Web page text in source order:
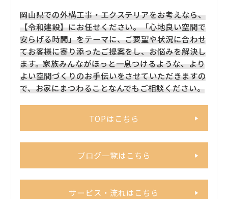
岡山県での外構工事・エクステリアをお考えなら、
【令和建設】にお任せください。「心地良い空間で
安らげる時間」をテーマに、ご要望や状況に合わせ
てお客様に寄り添ったご提案をし、お悩みを解決し
ます。家族みんながほっと一息つけるような、より
よい空間づくりのお手伝いをさせていただきますの
で、お家にまつわることなんでもご相談ください。
TOPはこちら
ブログ一覧はこちら
サービス・流れはこちら